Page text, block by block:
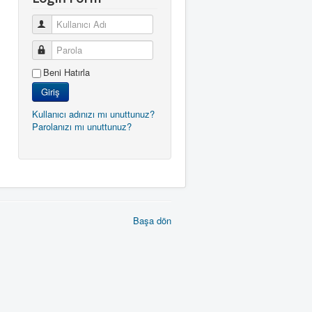
Kullanıcı Adı
Parola
Beni Hatırla
Giriş
Kullanıcı adınızı mı unuttunuz?
Parolanızı mı unuttunuz?
Başa dön